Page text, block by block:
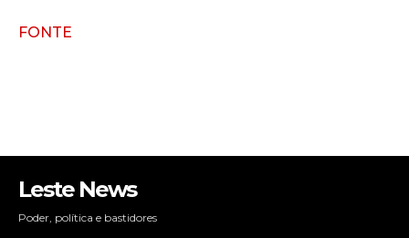
FONTE
Leste News
Poder, política e bastidores